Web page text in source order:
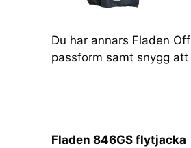
Du har annars Fladen
passform samt snygg att
Fladen 846GS flytjacka